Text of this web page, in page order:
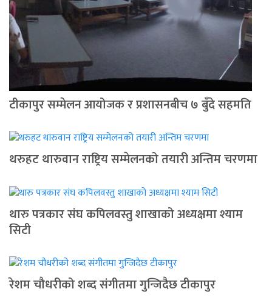
टीकापुर सम्मेलन आयोजक र प्रशासनबीच ७ बुँदे सहमति
थरुहट थारुवान राष्ट्रिय सम्मेलनको तयारी अन्तिम चरणमा
थारु पत्रकार संघ कपिलवस्तु शाखाको अध्यक्षमा श्याम
सिटी
रेशम चौधरीको शब्द संगीतमा गुन्जिदैछ टीकापुर